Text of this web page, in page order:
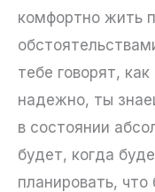
комфортно жить
тебе говорят,
надежно, ты
в состоянии
будет, когда
планировать,